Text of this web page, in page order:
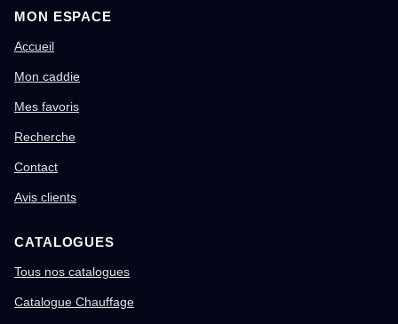
MON ESPACE
Accueil
Mon caddie
Mes favoris
Recherche
Contact
Avis clients
CATALOGUES
Tous nos catalogues
Catalogue Chauffage